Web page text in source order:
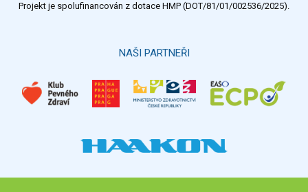
Projekt je spolufinancován z dotace HMP (DOT/81/01/002536/2025).
NAŠI PARTNEŘI